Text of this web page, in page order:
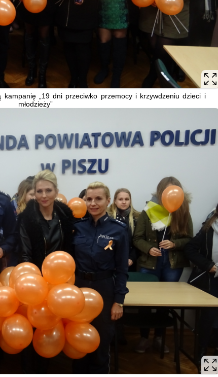
kampanię „19 dni przeciwko przemocy i krzywdzeniu dzieci i
młodzieży”